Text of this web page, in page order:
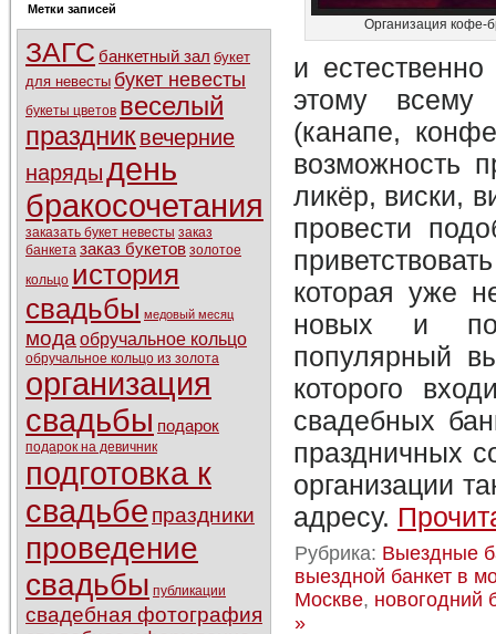
Метки записей
ЗАГС банкетный зал букет
для невесты букет невесты
букеты цветов веселый
праздниквечерние
нарядыдень
бракосочетания
заказать букет невесты заказ
банкета заказ букетов золотое
кольцо история
свадьбы медовый месяц
модаобручальное кольцо
обручальное кольцо из золота
организация
свадьбы подарок
подарок на девичник
подготовка к
свадьбе праздники
проведение
свадьбы публикации
свадебная фотография
Организация кофе-
и
этому всему
(канапе,
возможность
ликёр, виски,
провести
которая уже
новых и
популярный
которого
свадебных
праздничных
организации
адресу.
Рубрика: Выездные
выездной банкет в
Москве, новогодний
»